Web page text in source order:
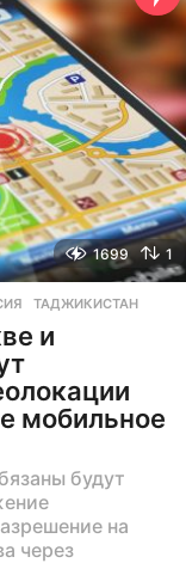
1699 1
,ТАДЖИКИСТАН
и
мобильное
будут
на
через